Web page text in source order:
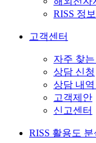
RISS 정
고객센터
자주 찾
상담 신청
상담 내역
고객제안
신고센터
RISS 활용도 분